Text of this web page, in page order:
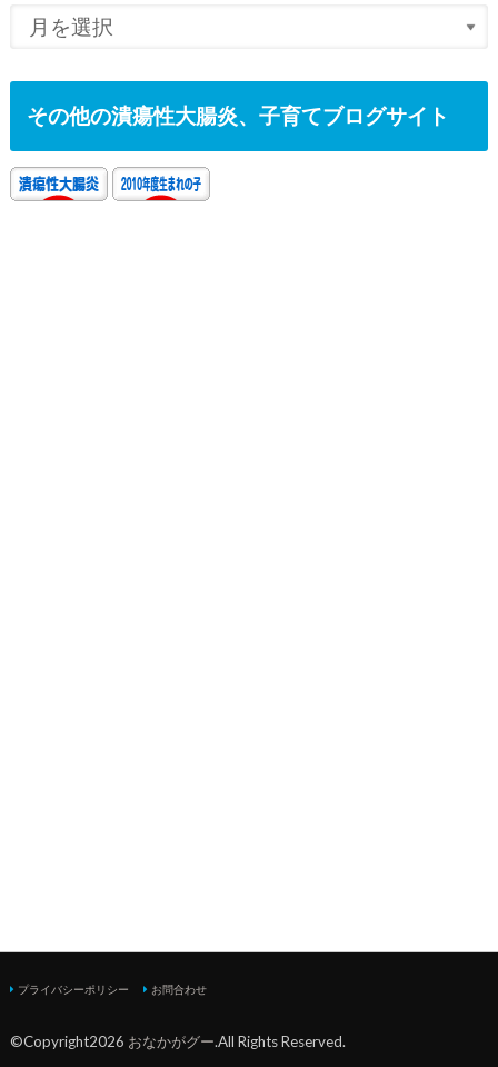
その他の潰瘍性大腸炎、子育てブログサイト
プライバシーポリシー お問合わせ
©Copyright2026 おなかがグー.All Rights Reserved.